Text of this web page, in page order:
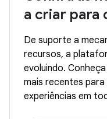
a criar para
De suporte a
recursos, a
evoluindo.
mais recentes
experiências em